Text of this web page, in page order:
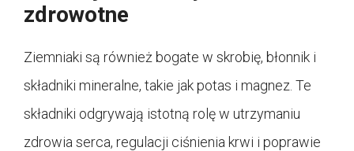
zdrowotne
Ziemniaki są również bogate w skrobię, błonnik i
składniki mineralne, takie jak potas i magnez. Te
składniki odgrywają istotną rolę w utrzymaniu
zdrowia serca, regulacji ciśnienia krwi i poprawie